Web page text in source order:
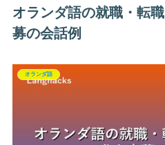
オランダ語の就職・転
募の会話例
オランダ語